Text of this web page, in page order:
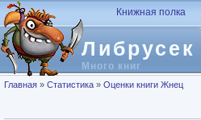
Перейти к основному содержанию
Либрусек
Много книг
Книжная полка
Вы здесь
Главная » Статистика » Оценки книги Жнец